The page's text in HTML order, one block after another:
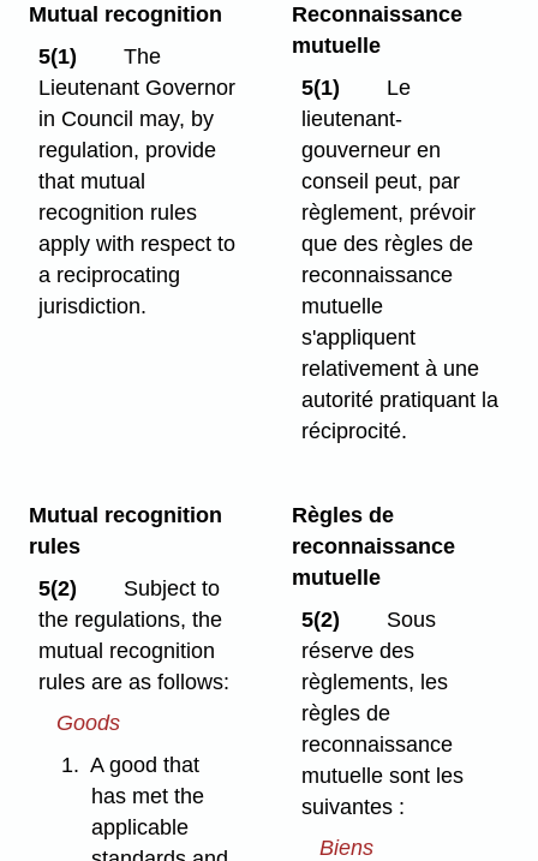
Mutual recognition
5(1)
The
Lieutenant Governor
in Council may, by
regulation, provide
that mutual
recognition rules
apply with respect to
a reciprocating
jurisdiction.
Reconnaissance
mutuelle
5(1)
Le
lieutenant-
gouverneur en
conseil peut, par
règlement, prévoir
que des règles de
reconnaissance
mutuelle
s'appliquent
relativement à une
autorité pratiquant la
réciprocité.
Mutual recognition
rules
5(2)
Subject to
the regulations, the
mutual recognition
rules are as follows:
Goods
1. A good that
has met the
applicable
Règles de
reconnaissance
mutuelle
5(2)
Sous
réserve des
règlements, les
règles de
reconnaissance
mutuelle sont les
suivantes :
Biens